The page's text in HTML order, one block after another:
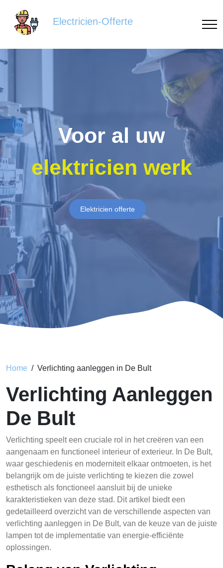
Electricien-Offerte
Voor al uw
elektricien werk
Elektricien offerte
Home Verlichting aanleggen in De Bult
Verlichting Aanleggen
De Bult
Verlichting speelt een cruciale rol in het creëren van een
aangenaam en functioneel interieur of exterieur. In De Bult,
waar geschiedenis en moderniteit elkaar ontmoeten, is het
belangrijk om de juiste verlichting te kiezen die zowel
esthetisch als fonctioneel aansluit bij de unieke
karakteristieken van deze stad. Dit artikel biedt een
gedetailleerd overzicht van de verschillende aspecten van
verlichting aanleggen in De Bult, van de keuze van de juiste
lampen tot de implementatie van energie-efficiënte
oplossingen.